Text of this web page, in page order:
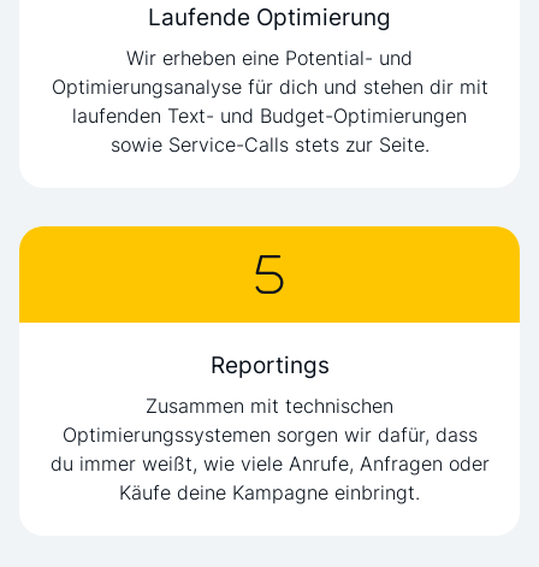
Laufende Optimierung
Wir erheben eine Potential- und
Optimierungsanalyse für dich und stehen dir mit
laufenden Text- und Budget-Optimierungen
sowie Service-Calls stets zur Seite.
Reportings
Zusammen mit technischen
Optimierungssystemen sorgen wir dafür, dass
du immer weißt, wie viele Anrufe, Anfragen oder
Käufe deine Kampagne einbringt.